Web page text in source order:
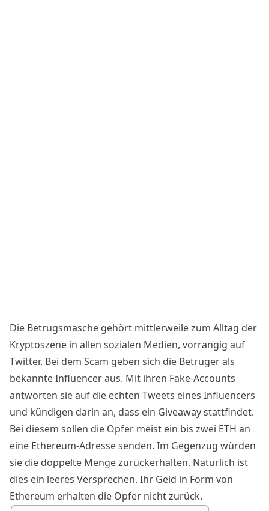
Die Betrugsmasche gehört mittlerweile zum Alltag der
Kryptoszene in allen sozialen Medien, vorrangig auf
Twitter. Bei dem Scam geben sich die Betrüger als
bekannte Influencer aus. Mit ihren Fake-Accounts
antworten sie auf die echten Tweets eines Influencers
und kündigen darin an, dass ein Giveaway stattfindet.
Bei diesem sollen die Opfer meist ein bis zwei ETH an
eine Ethereum-Adresse senden. Im Gegenzug würden
sie die doppelte Menge zurückerhalten. Natürlich ist
dies ein leeres Versprechen. Ihr Geld in Form von
Ethereum erhalten die Opfer nicht zurück.